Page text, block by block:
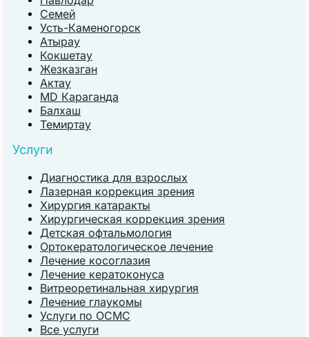
Семей
Усть-Каменогорск
Атырау
Кокшетау
Жезказган
Актау
MD Караганда
Балхаш
Темиртау
Услуги
Диагностика для взрослых
Лазерная коррекция зрения
Хирургия катаракты
Хирургическая коррекция зрения
Детская офтальмология
Ортокератологическое лечение
Лечение косоглазия
Лечение кератоконуса
Витреоретинальная хирургия
Лечение глаукомы
Услуги по ОСМС
Все услуги